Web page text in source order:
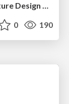
脱金融のフューチャー・デザイン / Future Design Beyond Finance
0 190